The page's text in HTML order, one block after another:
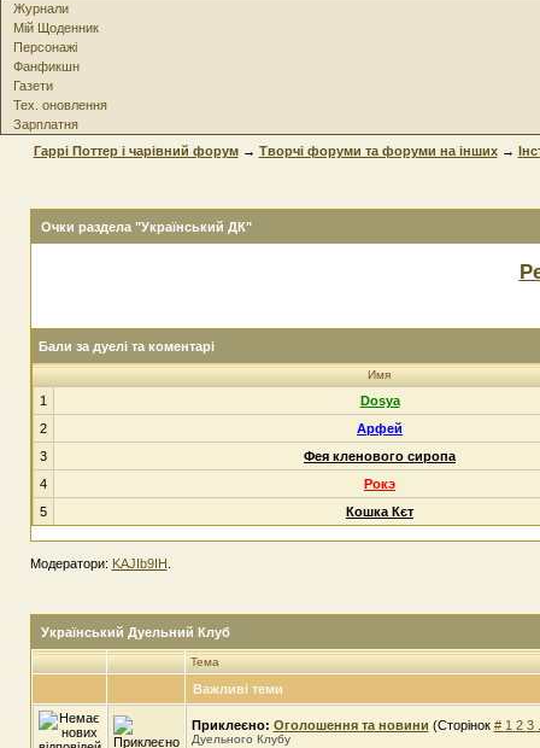
Журнали
Мій Щоденник
Персонажі
Фанфикшн
Газети
Тех. оновлення
Зарплатня
Гаррі Поттер і чарівний форум→ Творчі форуми та форуми на інших→
Очки раздела "Український ДК"
Бали за дуелі та коментарі
Имя
1
Dosya
2
Арфей
3
Фея кленового сиропа
4
Рокэ
5
Кошка Кєт
Модератори: KAJIb9IH
Український Дуельний Клуб
Тема
Важливі теми
Приклеєно: Оголошення та новини (Сторінок # 1 2 3
Дуельного Клубу